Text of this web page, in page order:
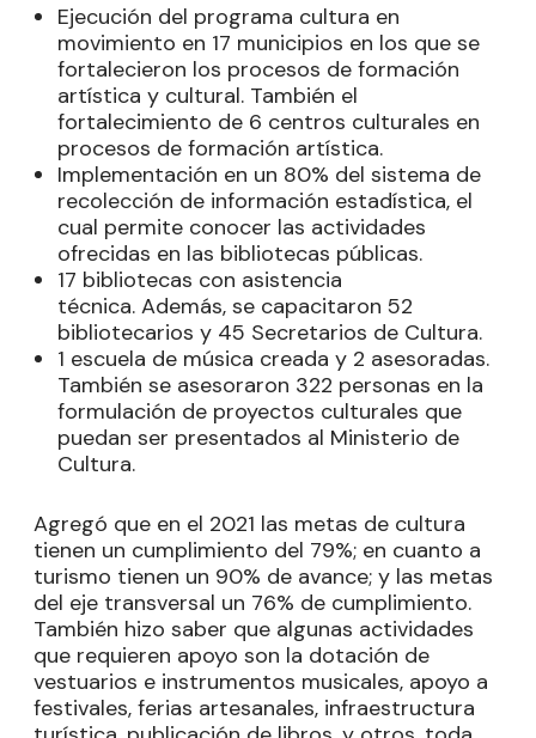
Ejecución del programa cultura en
movimiento en 17 municipios en los que se
fortalecieron los procesos de formación
artística y cultural. También el
fortalecimiento de 6 centros culturales en
procesos de formación artística.
Implementación en un 80% del sistema de
recolección de información estadística, el
cual permite conocer las actividades
ofrecidas en las bibliotecas públicas.
17 bibliotecas con asistencia
técnica. Además, se capacitaron 52
bibliotecarios y 45 Secretarios de Cultura.
1 escuela de música creada y 2 asesoradas.
También se asesoraron 322 personas en la
formulación de proyectos culturales que
puedan ser presentados al Ministerio de
Cultura.
Agregó que en el 2021 las metas de cultura
tienen un cumplimiento del 79%; en cuanto a
turismo tienen un 90% de avance; y las metas
del eje transversal un 76% de cumplimiento.
También hizo saber que algunas actividades
que requieren apoyo son la dotación de
vestuarios e instrumentos musicales, apoyo a
festivales, ferias artesanales, infraestructura